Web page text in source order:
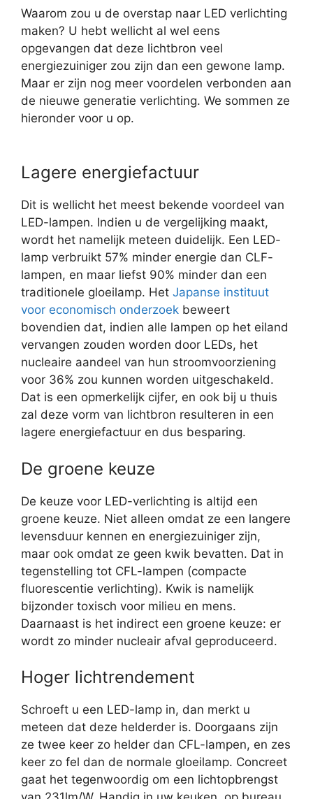
Waarom zou u de overstap naar LED verlichting
maken? U hebt wellicht al wel eens
opgevangen dat deze lichtbron veel
energiezuiniger zou zijn dan een gewone lamp.
Maar er zijn nog meer voordelen verbonden aan
de nieuwe generatie verlichting. We sommen ze
hieronder voor u op.
Lagere energiefactuur
Dit is wellicht het meest bekende voordeel van
LED-lampen. Indien u de vergelijking maakt,
wordt het namelijk meteen duidelijk. Een LED-
lamp verbruikt 57% minder energie dan CLF-
lampen, en maar liefst 90% minder dan een
traditionele gloeilamp. Het Japanse instituut
voor economisch onderzoek beweert
bovendien dat, indien alle lampen op het eiland
vervangen zouden worden door LEDs, het
nucleaire aandeel van hun stroomvoorziening
voor 36% zou kunnen worden uitgeschakeld.
Dat is een opmerkelijk cijfer, en ook bij u thuis
zal deze vorm van lichtbron resulteren in een
lagere energiefactuur en dus besparing.
De groene keuze
De keuze voor LED-verlichting is altijd een
groene keuze. Niet alleen omdat ze een langere
levensduur kennen en energiezuiniger zijn,
maar ook omdat ze geen kwik bevatten. Dat in
tegenstelling tot CFL-lampen (compacte
fluorescentie verlichting). Kwik is namelijk
bijzonder toxisch voor milieu en mens.
Daarnaast is het indirect een groene keuze: er
wordt zo minder nucleair afval geproduceerd.
Hoger lichtrendement
Schroeft u een LED-lamp in, dan merkt u
meteen dat deze helderder is. Doorgaans zijn
ze twee keer zo helder dan CFL-lampen, en zes
keer zo fel dan de normale gloeilamp. Concreet
gaat het tegenwoordig om een lichtopbrengst